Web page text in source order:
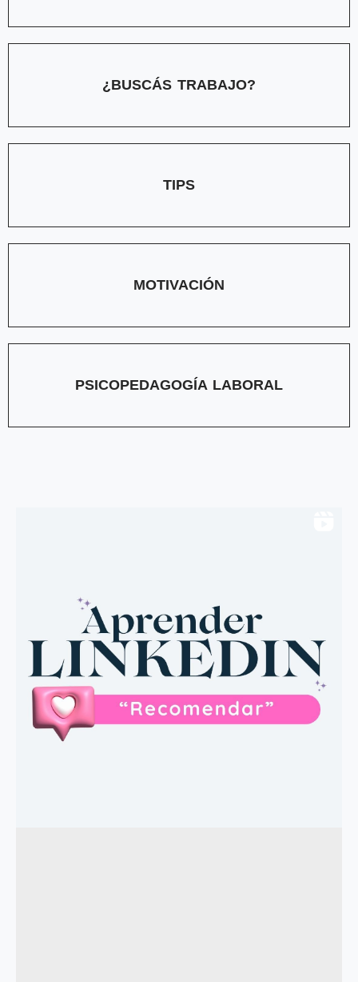
¿BUSCÁS TRABAJO?
TIPS
MOTIVACIÓN
PSICOPEDAGOGÍA LABORAL